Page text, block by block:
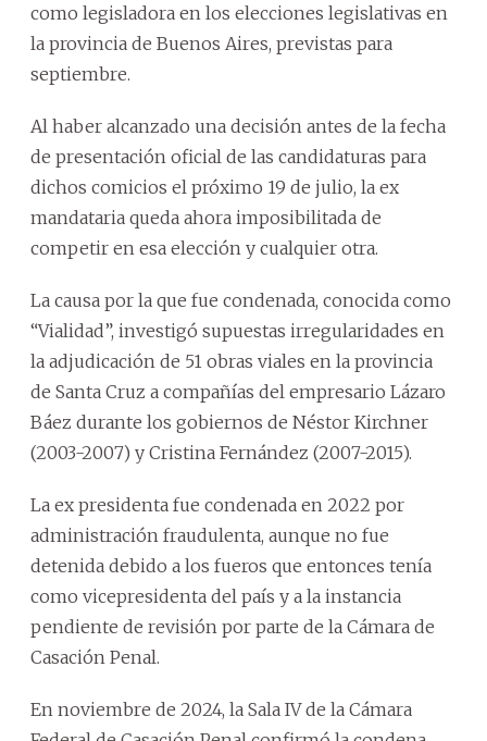
como legisladora en los elecciones legislativas en
la provincia de Buenos Aires, previstas para
septiembre.
Al haber alcanzado una decisión antes de la fecha
de presentación oficial de las candidaturas para
dichos comicios el próximo 19 de julio, la ex
mandataria queda ahora imposibilitada de
competir en esa elección y cualquier otra.
La causa por la que fue condenada, conocida como
“Vialidad”, investigó supuestas irregularidades en
la adjudicación de 51 obras viales en la provincia
de Santa Cruz a compañías del empresario Lázaro
Báez durante los gobiernos de Néstor Kirchner
(2003-2007) y Cristina Fernández (2007-2015).
La ex presidenta fue condenada en 2022 por
administración fraudulenta, aunque no fue
detenida debido a los fueros que entonces tenía
como vicepresidenta del país y a la instancia
pendiente de revisión por parte de la Cámara de
Casación Penal.
En noviembre de 2024, la Sala IV de la Cámara